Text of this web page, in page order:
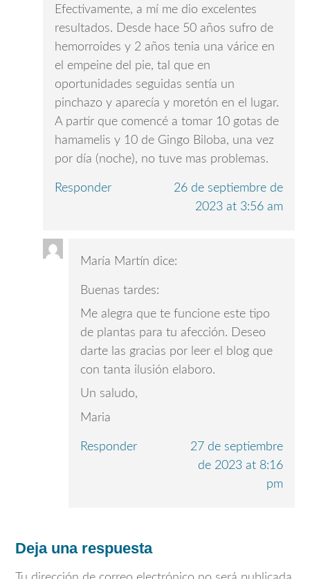
Efectivamente, a mí me dio excelentes
resultados. Desde hace 50 años sufro de
hemorroides y 2 años tenia una várice en
el empeine del pie, tal que en
oportunidades seguidas sentía un
pinchazo y aparecía y moretón en el lugar.
A partir que comencé a tomar 10 gotas de
hamamelis y 10 de Gingo Biloba, una vez
por día (noche), no tuve mas problemas.
Responder
26 de septiembre de
2023 at 3:56 am
María Martín dice:
Buenas tardes:
Me alegra que te funcione este tipo
de plantas para tu afección. Deseo
darte las gracias por leer el blog que
con tanta ilusión elaboro.
Un saludo,
Maria
Responder
27 de septiembre
de 2023 at 8:16
pm
Deja una respuesta